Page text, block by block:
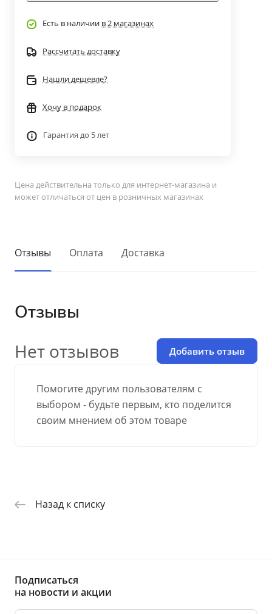
Есть в наличии в 2 магазинах
Рассчитать доставку
Нашли дешевле?
Хочу в подарок
Гарантия до 5 лет
Цена действительна только для интернет-магазина и
может отличаться от цен в розничных магазинах
Отзывы Оплата Доставка
Отзывы
Помогите другим пользователям с
выбором - будьте первым, кто поделится
своим мнением об этом товаре
Нет отзывов Добавить отзыв
Назад к списку
Подписаться
на новости и акции